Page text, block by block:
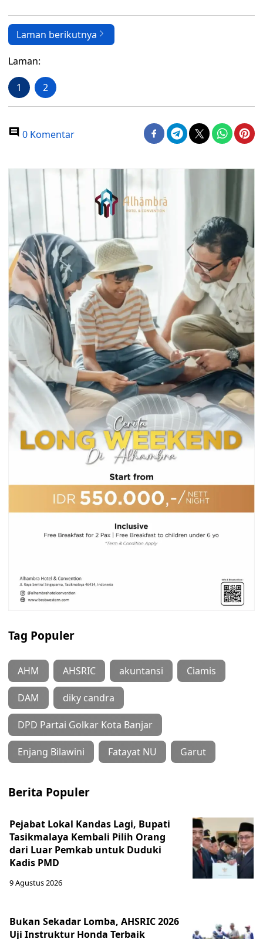
Laman berikutnya
Laman:
1 2
0 Komentar
Tag Populer
AHM AHSRIC akuntansi Ciamis
DAM diky candra
DPD Partai Golkar Kota Banjar
Enjang Bilawini Fatayat NU Garut
Berita Populer
Pejabat Lokal Kandas Lagi, Bupati
Tasikmalaya Kembali Pilih Orang
dari Luar Pemkab untuk Duduki
Kadis PMD
9 Agustus 2026
Bukan Sekadar Lomba, AHSRIC 2026
Uji Instruktur Honda Terbaik